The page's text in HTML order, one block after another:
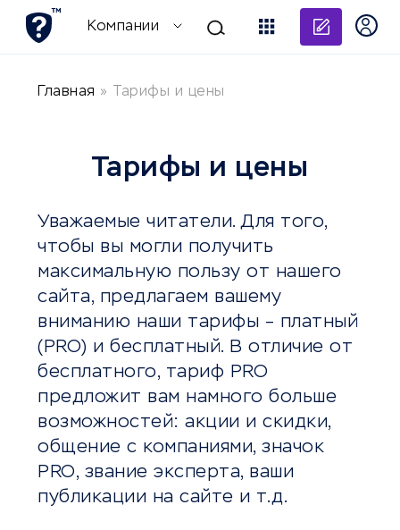
Компании
Главная » Тарифы и цены
Тарифы и цены
Уважаемые читатели. Для того,
чтобы вы могли получить
максимальную пользу от нашего
сайта, предлагаем вашему
вниманию наши тарифы – платный
(PRO) и бесплатный. В отличие от
бесплатного, тариф PRO
предложит вам намного больше
возможностей: акции и скидки,
общение с компаниями, значок
PRO, звание эксперта, ваши
публикации на сайте и т.д.